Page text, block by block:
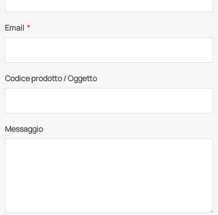
Email *
Codice prodotto / Oggetto
Messaggio